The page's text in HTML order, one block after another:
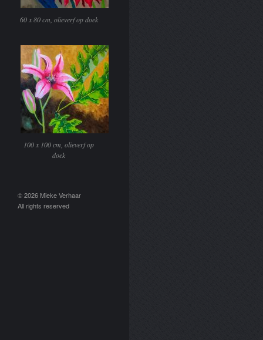
60 x 80 cm, olieverf op doek
100 x 100 cm, olieverf op
doek
© 2026 Mieke Verhaar
All rights reserved